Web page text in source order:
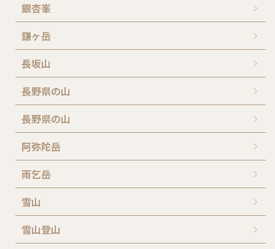
銀杏峯
鎌ヶ岳
長坂山
長野県の山
長野県の山
阿弥陀岳
雨乞岳
雪山
雪山登山